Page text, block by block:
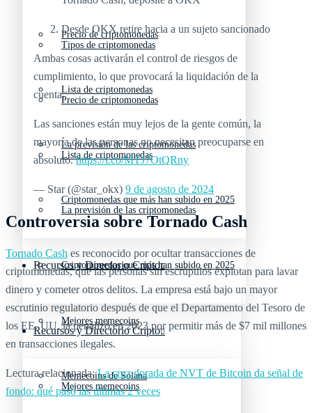
Precio de criptomonedas
Lista de criptomonedas
La previsión de las criptomonedas
Criptomonedas que más han subido en 2025
Recursos y Directorio Cripto
Mejores memecoins
Memecoins de Solana
Tipos de criptomonedas
Precio de criptomonedas
Lista de criptomonedas
La previsión de las criptomonedas
Criptomonedas que más han subido en 2025
Recursos y Directorio Cripto
Mejores memecoins
Desde OKX retire hacia a un sujeto sancionado
Ambas cosas activarán el control de riesgos de
cumplimiento, lo que provocará la liquidación de la
cuenta.
Las sanciones están muy lejos de la gente común, la
mayoría de las personas no necesitan preocuparse en
absoluto.https://t.co/MTJ7OtQRny
— Star (@star_okx) 9 de agosto de 2024
Controversia sobre Tornado Cash
Tornado Cash es reconocido por ocultar transacciones de
criptomonedas, que las personas sin escrúpulos explotan para lavar
dinero y cometer otros delitos. La empresa está bajo un mayor
escrutinio regulatorio después de que el Departamento del Tesoro de
los EE. UU. la penalizó en 2023 por permitir más de $7 mil millones
en transacciones ilegales.
Lectura relacionada:La cruz dorada de NVT de Bitcoin da señal de
fondo: qué pasó las últimas 2 veces